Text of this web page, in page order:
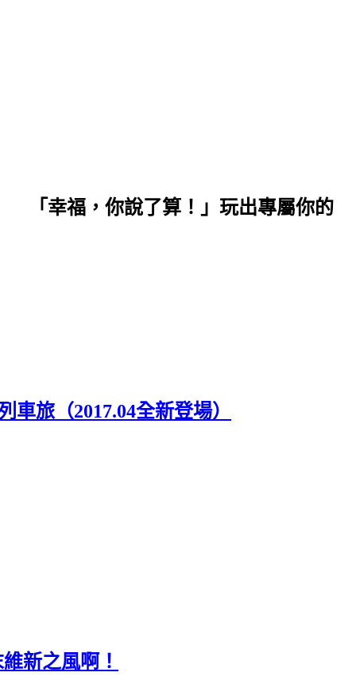
你說了算！」玩出專屬你的
旅（2017.04全新登場）
新之風啊！